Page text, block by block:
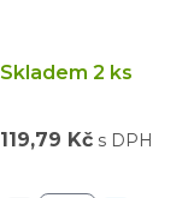
Skladem 2 ks
119,79 Kč s DPH